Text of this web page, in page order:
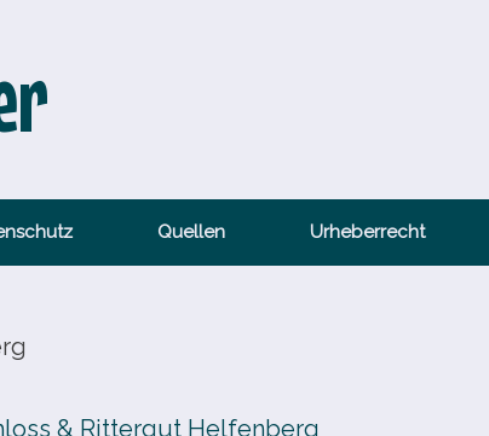
Quellen Urheberrecht
& Rittergut Helfenberg